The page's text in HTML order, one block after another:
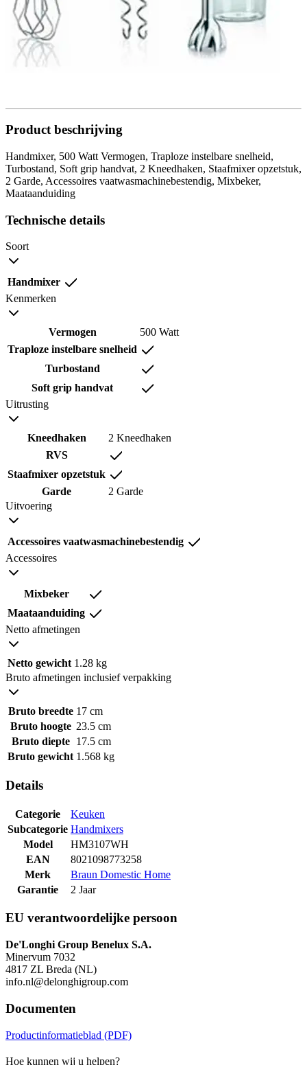
Product beschrijving
Handmixer, 500 Watt Vermogen, Traploze instelbare snelheid,
Turbostand, Soft grip handvat, 2 Kneedhaken, Staafmixer opzetstuk,
2 Garde, Accessoires vaatwasmachinebestendig, Mixbeker,
Maataanduiding
Technische details
Soort
Handmixer
Kenmerken
Vermogen
500 Watt
Traploze instelbare snelheid
Turbostand
Soft grip handvat
Uitrusting
Kneedhaken
2 Kneedhaken
RVS
Staafmixer opzetstuk
Garde
2 Garde
Uitvoering
Accessoires vaatwasmachinebestendig
Accessoires
Mixbeker
Maataanduiding
Netto afmetingen
Netto gewicht 1.28 kg
Bruto afmetingen inclusief verpakking
Bruto breedte 17 cm
Bruto hoogte 23.5 cm
Bruto diepte
17.5 cm
Bruto gewicht 1.568 kg
Details
Categorie
Keuken
Subcategorie Handmixers
Model
HM3107WH
EAN
8021098773258
Merk
Braun Domestic Home
Garantie
2 Jaar
EU verantwoordelijke persoon
De'Longhi Group Benelux S.A.
Minervum 7032
4817 ZL Breda (NL)
info.nl@delonghigroup.com
Documenten
Productinformatieblad (PDF)
Hoe kunnen wij u helpen?